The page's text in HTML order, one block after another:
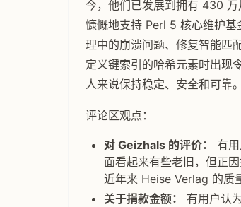
今，他们已发展到拥有 430
慷慨地支持 Perl 5 核心维护基
理中的崩溃问题、修复智能匹
定义键索引的哈希元素时出现
人来说保持稳定、安全和可靠。
评论区观点：
对 Geizhals 的评价：
有
面看起来有些老旧，但正
近年来 Heise Verlag 的质
关于捐款金额：
有用户认